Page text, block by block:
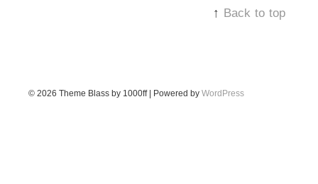
↑ Back to top
© 2026 Theme Blass by 1000ff | Powered by WordPress